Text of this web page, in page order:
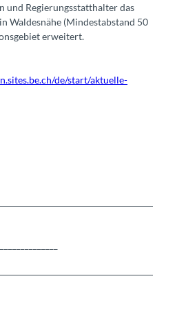
und Regierungsstatthalter das
Waldesnähe (Mindestabstand 50
erweitert.
de/start/aktuelle-